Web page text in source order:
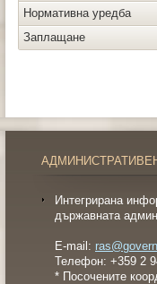
Нормативна уредба
Заплащане
Интегрирана
държавната
E-mail:
Телефон: +359 2
* Посочените